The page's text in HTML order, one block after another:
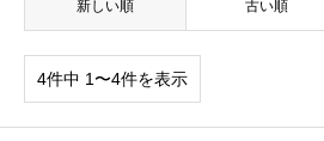
新しい順 古い順
4件中 1〜4件を表示